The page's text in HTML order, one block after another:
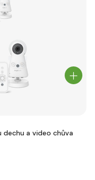
dechu a video chůva